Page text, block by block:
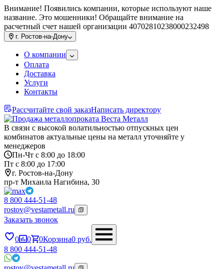
Внимание! Появились компании, которые используют наше
название. Это мошенники! Обращайте внимание на
расчетный счет нашей организации 40702810238000232498
г. Ростов-на-Дону
О компании
Оплата
Доставка
Услуги
Контакты
Рассчитайте свой заказНаписать директору
В связи с высокой волатильностью отпускных цен
комбинатов актуальные цены на металл уточняйте у
менеджеров
Пн-Чт с 8:00 до 18:00
Пт с 8:00 до 17:00
г. Ростов-на-Дону
пр-т Михаила Нагибина, 30
8 800 444-51-48
rostov@vestametall.ru
Заказать звонок
0 0 0Корзина0 руб.
8 800 444-51-48